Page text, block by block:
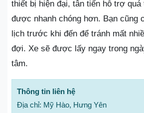
thiết bị hiện đại, tân tiến hỗ trợ quá
được nhanh chóng hơn. Bạn cũng
lịch trước khi đến để tránh mất
đợi. Xe sẽ được lấy ngay trong
tâm.
Thông tin liên hệ
Địa chỉ: Mỹ Hào, Hưng Yên